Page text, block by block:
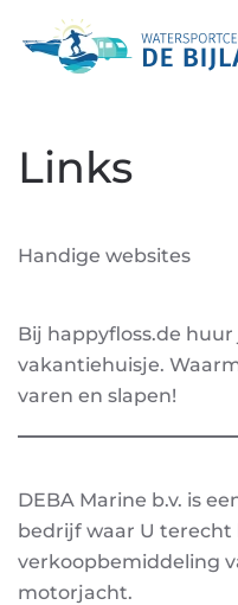
Skip to main
Links
Handige websites
Bij happyfloss.de
vakantiehuisje.
varen en slapen!
DEBA Marine b.v. is
bedrijf waar U terecht
verkoopbemiddeling
motorjacht.